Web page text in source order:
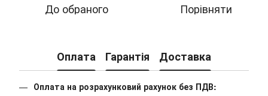
До обраного Порівняти
Оплата Гарантія Доставка
Оплата на розрахунковий рахунок без ПДВ: